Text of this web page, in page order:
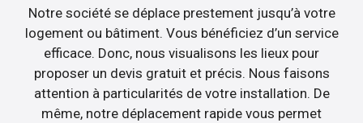
Notre société se déplace prestement jusqu’à votre
logement ou bâtiment. Vous bénéficiez d’un service
efficace. Donc, nous visualisons les lieux pour
proposer un devis gratuit et précis. Nous faisons
attention à particularités de votre installation. De
même, notre déplacement rapide vous permet